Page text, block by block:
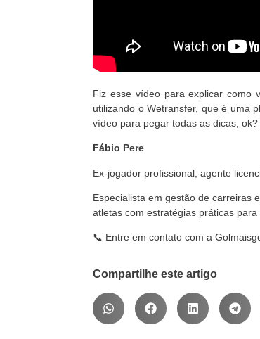
Fiz esse vídeo para explicar como
utilizando o Wetransfer, que é uma
vídeo para pegar todas as dicas, ok?
Fábio Pere
Ex-jogador profissional, agente
Especialista em gestão de carreiras
atletas com estratégias práticas
📞 Entre em contato com a
Compartilhe este artigo